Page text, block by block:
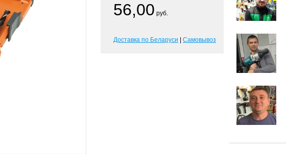
56,00 руб.
Доставка по Беларуси Самовывоз